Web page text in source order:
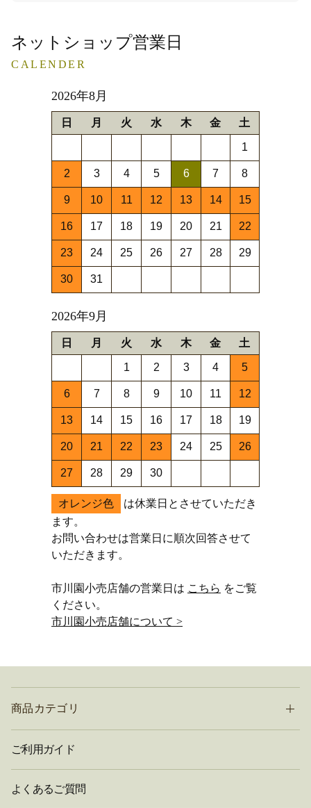
ネットショップ営業日
CALENDER
2026年8月
日 月 火 水 木 金 土
1
2 3 4 5 6 7 8
9 10 11 12 13 14 15
16 17 18 19 20 21 22
23 24 25 26 27 28 29
30 31
2026年9月
日 月 火 水 木 金 土
1 2 3 4 5
6 7 8 9 10 11 12
13 14 15 16 17 18 19
20 21 22 23 24 25 26
27 28 29 30
オレンジ色
は休業日とさせていただき
ます。
お問い合わせは営業日に順次回答させて
いただきます。
市川園小売店舗の営業日は こちら をご覧
ください。
市川園小売店舗について >
商品カテゴリ
ご利用ガイド
よくあるご質問